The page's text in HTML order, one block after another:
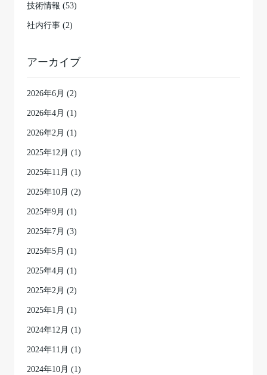
技術情報 (53)
社内行事 (2)
アーカイブ
2026年6月 (2)
2026年4月 (1)
2026年2月 (1)
2025年12月 (1)
2025年11月 (1)
2025年10月 (2)
2025年9月 (1)
2025年7月 (3)
2025年5月 (1)
2025年4月 (1)
2025年2月 (2)
2025年1月 (1)
2024年12月 (1)
2024年11月 (1)
2024年10月 (1)